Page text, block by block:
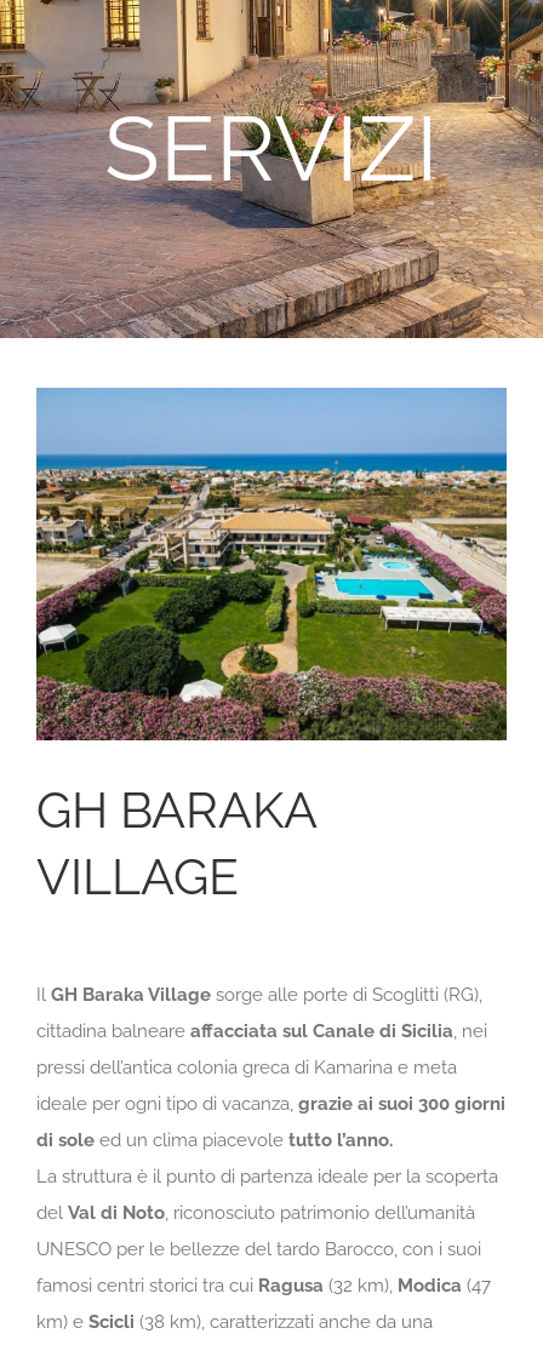
SERVIZI
GH BARAKA
VILLAGE
Il GH Baraka Village sorge alle porte di Scoglitti (RG),
cittadina balneare affacciata sul Canale di Sicilia, nei
pressi dell’antica colonia greca di Kamarina e meta
ideale per ogni tipo di vacanza, grazie ai suoi 300 giorni
di sole ed un clima piacevole tutto l’anno.
La struttura è il punto di partenza ideale per la scoperta
del Val di Noto, riconosciuto patrimonio dell’umanità
UNESCO per le bellezze del tardo Barocco, con i suoi
famosi centri storici tra cui Ragusa (32 km), Modica (47
km) e Scicli (38 km), caratterizzati anche da una